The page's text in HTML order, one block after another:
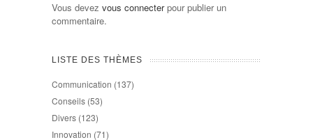
Vous devez vous connecterpour publier un
commentaire.
LISTE DES THÈMES
Communication (137)
Conseils (53)
Divers (123)
Innovation (71)